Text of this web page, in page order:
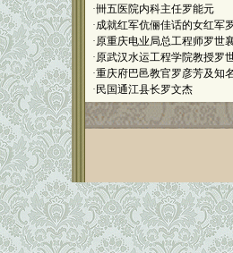
·卌五医院内科主任罗能元
·成就红军伉俪佳话的女红军
·原重庆电业局总工程师罗世
·原武汉水运工程学院教授罗
·重庆府巴邑教官罗彦芳及知
· 民国通江县长罗文杰